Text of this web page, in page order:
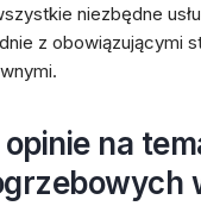
niezbędne
z obowiązującymi
na